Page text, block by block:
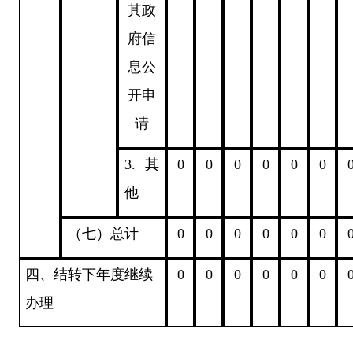
其政
府信
息公
开申
请
3. 其
他
0 0 0 0 0 0
（七）总计 0 0 0 0 0 0
四、结转下年度继续
办理
0 0 0 0 0 0